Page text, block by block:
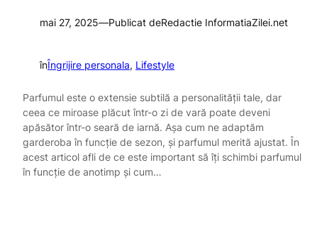
mai 27, 2025—Publicat deRedactie InformatiaZilei.net
înÎngrijire personala, Lifestyle
Parfumul este o extensie subtilă a personalității tale, dar
ceea ce miroase plăcut într-o zi de vară poate deveni
apăsător într-o seară de iarnă. Așa cum ne adaptăm
garderoba în funcție de sezon, și parfumul merită ajustat. În
acest articol afli de ce este important să îți schimbi parfumul
în funcție de anotimp și cum…